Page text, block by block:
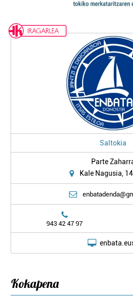
Kokapena
Saltokia
Parte
Kale Nagusia,
943 42 47 97